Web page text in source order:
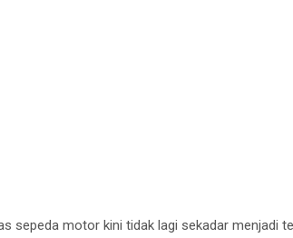
sepeda motor kini tidak lagi sekadar menjadi